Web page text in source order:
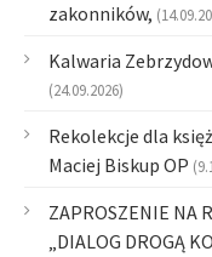
zakonników,
Kalwaria
(24.09.2026)
Rekolekcje dla
Maciej Biskup OP
ZAPROSZENIE NA
„DIALOG DROGĄ